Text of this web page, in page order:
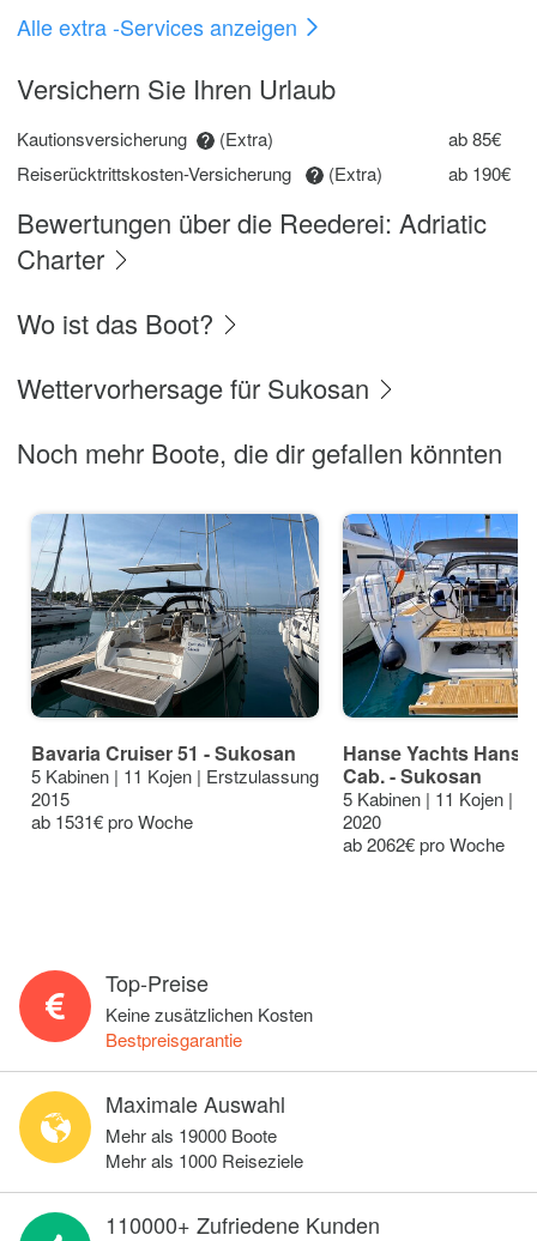
Alle extra -Services anzeigen
Versichern Sie Ihren Urlaub
Kautionsversicherung (Extra)
ab 85€
Reiserücktrittskosten-Versicherung
(Extra) ab 190€
Bewertungen über die Reederei: Adriatic
Charter
Wo ist das Boot?
Wettervorhersage für Sukosan
Noch mehr Boote, die dir gefallen könnten
Bavaria Cruiser 51 - Sukosan
5 Kabinen | 11 Kojen | Erstzulassung
2015
ab 1531€ pro Woche
Hanse Yachts Hanse
Cab. - Sukosan
5 Kabinen | 11 Kojen |
2020
ab 2062€ pro Woche
Top-Preise
Keine zusätzlichen Kosten
Bestpreisgarantie
Maximale Auswahl
Mehr als 19000 Boote
Mehr als 1000 Reiseziele
110000+ Zufriedene Kunden